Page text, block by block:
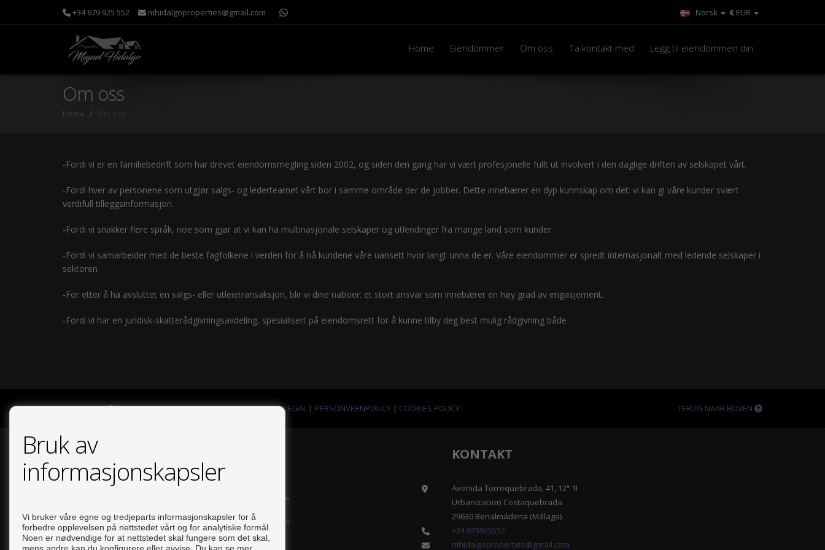
+34 679 925 552 mhidalgoproperties@gmail.com € EUR
Norsk
Home Eiendommer Om oss Ta kontakt med Legg til eiendommen din
Om oss
Home
-Fordi vi er en familiebedrift som har drevet eiendomsmegling siden 2002, og siden den gang har vi vært profesjonelle fullt ut involvert i den daglige driften av selskapet vårt.
-Fordi hver av personene som utgjør salgs- og lederteamet vårt bor i samme område der de jobber. Dette innebærer en dyp kunnskap om det: vi kan gi våre kunder svært
verdifull tilleggsinformasjon.
-Fordi vi snakker flere språk, noe som gjør at vi kan ha multinasjonale selskaper og utlendinger fra mange land som kunder.
-Fordi vi samarbeider med de beste fagfolkene i verden for å nå kundene våre uansett hvor langt unna de er. Våre eiendommer er spredt internasjonalt med ledende selskaper i
sektoren
-For etter å ha avsluttet en salgs- eller utleietransaksjon, blir vi dine naboer: et stort ansvar som innebærer en høy grad av engasjement.
-Fordi vi har en juridisk-skatterådgivningsavdeling, spesialisert på eiendomsrett for å kunne tilby deg best mulig rådgivning både
COPYRIGHT © 2026. FORBEHOLDT ALLE RETTIGHETER.AVISO LEGAL | PERSONVERNPOLICY | COOKIES POLICY TERUG NAAR BOVEN
KONTAKT
Avenida Torrequebrada, 41, 12ª 1I
Urbanizacion Costaquebrada
29630 Benalmádena (Málaga)
+34 679925552
mhidalgoproperties@gmail.com
Bruk av
informasjonskapsler
Vi bruker våre egne og tredjeparts informasjonskapsler for å
forbedre opplevelsen på nettstedet vårt og for analytiske formål.
Noen er nødvendige for at nettstedet skal fungere som det skal,